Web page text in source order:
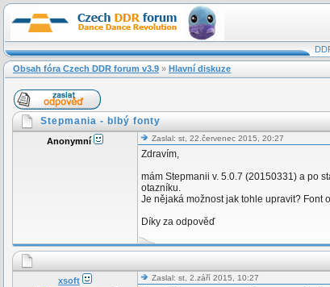
Obsah fóra Czech DDR forum v3.9 » Hlavní diskuze
Stepmania - blbý fonty
Anonymní Zaslal: st, 22.červenec 2015, 20:27
Zdravím,
mám Stepmanii v. 5.0.7 (20150331) a po
otazníku.
Je nějaká možnost jak tohle upravit? Font
Díky za odpověď
xsoft Zaslal: st, 2.září 2015, 10:27